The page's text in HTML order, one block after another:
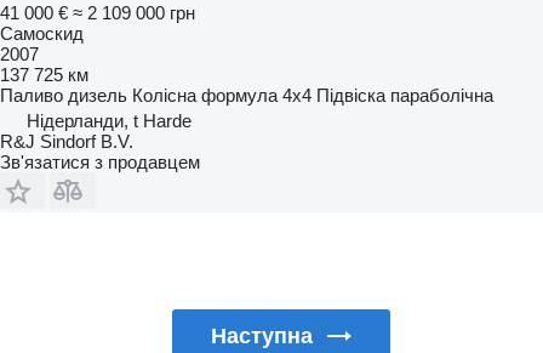
41 000 € ≈ 2 109 000 грн
Самоскид
2007
137 725 км
Паливо дизель Колісна формула 4x4 Підвіска параболічна
Нідерланди, t Harde
R&J Sindorf B.V.
Зв'язатися з продавцем
Наступна